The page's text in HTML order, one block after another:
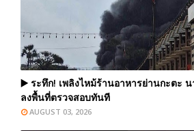
▶️ ระทึก! เพลิงไหม้ร้านอาหารย่านกะตะ น
ลงพื้นที่ตรวจสอบทันที
AUGUST 03, 2026